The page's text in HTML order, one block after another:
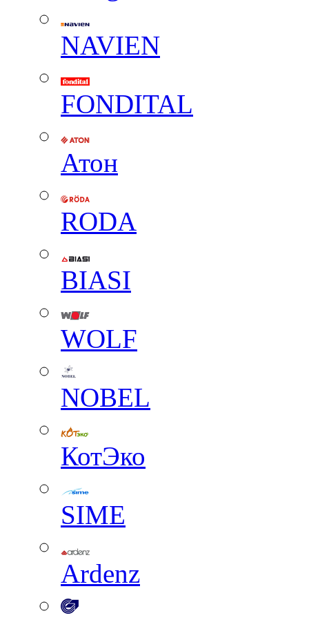
NAVIEN
FONDITAL
Атон
RODA
BIASI
WOLF
NOBEL
КотЭко
SIME
Ardenz